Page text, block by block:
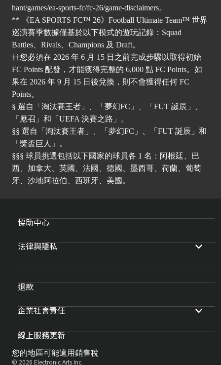
hant/games/ea-sports-fc/fc-26/game-disclaimers。
** 《EA SPORTS FC™ 26》Football Ultimate Team™ 世界
巡演賽季數據僅基於以下模式的遊玩記錄：Squad
Battles、Rivals、Champions 及 Draft。
††您必須在 2026 年 6 月 15 日之前完成步驟以取得初始
FC Points 配發，才能獲得完整的 6,000 點 FC Points。如
果在 2026 年 9 月 15 日後兌換，則不會獲得任何 FC
Points。
§ 選自「淘汰賽王者」、「夢幻FC」、「FUT 誕辰」、
「應召」和「UEFA 決賽之路」。
§§ 選自「淘汰賽王者」、「夢幻FC」、「FUT 誕辰」和
「獎盃巨人」。
§§§ 球員挑選包括以下國家的球員各 1 名：阿根廷、巴
西、加拿大、英國、法國、德國、墨西哥、荷蘭、葡萄
牙、沙地阿拉伯、西班牙、美國。
協助中心
法律與隱私
退款
企業社會責任
線上服務更新
您的地區可能適用銷售稅
© 2026 Electronic Arts Inc.